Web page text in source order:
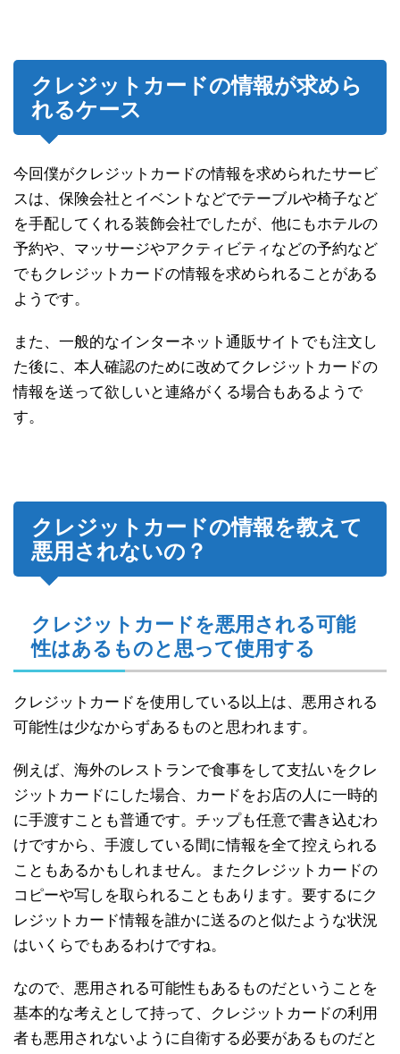
クレジットカードの情報が求めら
れるケース
今回僕がクレジットカードの情報を求められたサービ
スは、保険会社とイベントなどでテーブルや椅子など
を手配してくれる装飾会社でしたが、他にもホテルの
予約や、マッサージやアクティビティなどの予約など
でもクレジットカードの情報を求められることがある
ようです。
また、一般的なインターネット通販サイトでも注文し
た後に、本人確認のために改めてクレジットカードの
情報を送って欲しいと連絡がくる場合もあるようで
す。
クレジットカードの情報を教えて
悪用されないの？
クレジットカードを悪用される可能
性はあるものと思って使用する
クレジットカードを使用している以上は、悪用される
可能性は少なからずあるものと思われます。
例えば、海外のレストランで食事をして支払いをクレ
ジットカードにした場合、カードをお店の人に一時的
に手渡すことも普通です。チップも任意で書き込むわ
けですから、手渡している間に情報を全て控えられる
こともあるかもしれません。またクレジットカードの
コピーや写しを取られることもあります。要するにク
レジットカード情報を誰かに送るのと似たような状況
はいくらでもあるわけですね。
なので、悪用される可能性もあるものだということを
基本的な考えとして持って、クレジットカードの利用
者も悪用されないように自衛する必要があるものだと